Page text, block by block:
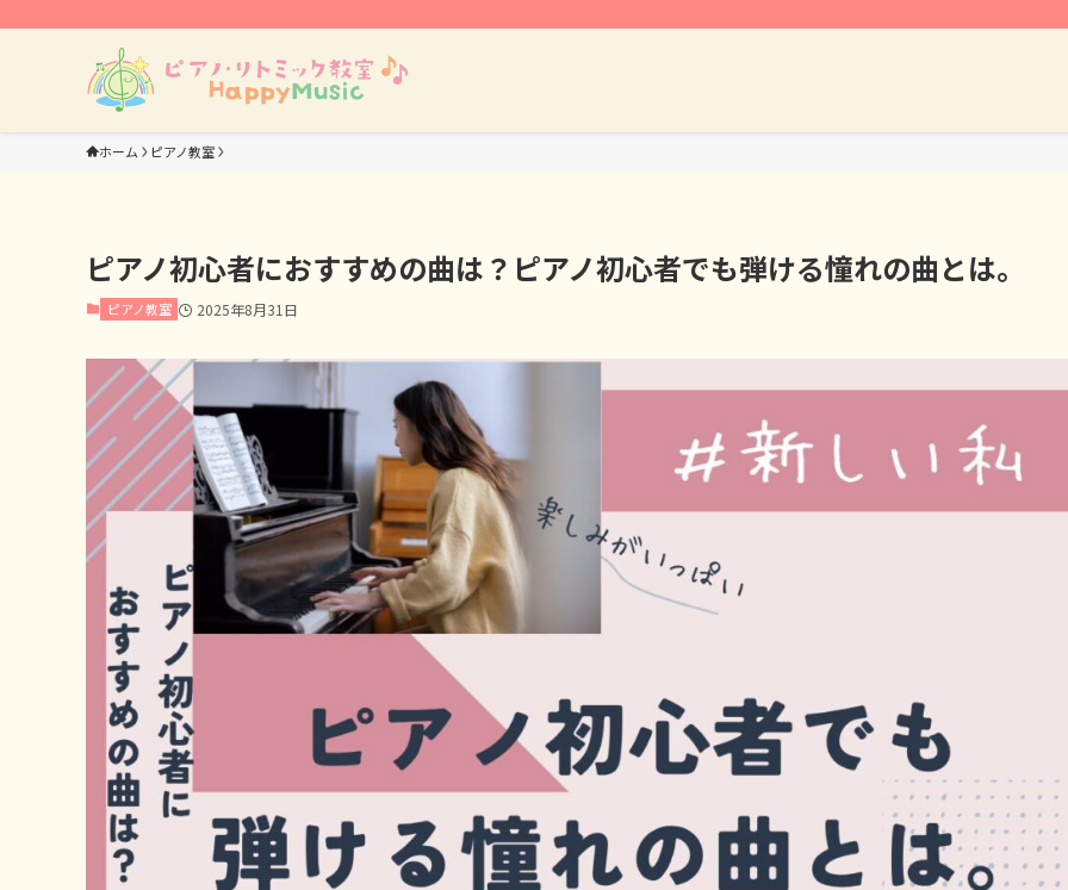
ホーム ピアノ教室
ピアノ初心者におすすめの曲は？ピアノ初心者でも弾ける憧れの曲とは。
ピアノ教室 2025年8月31日